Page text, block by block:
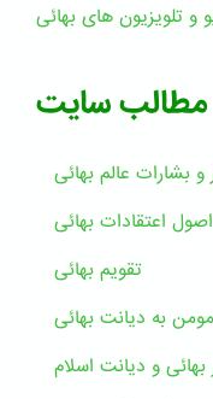
و تلویزیون های بهائی
مطالب سایت
و بشارات عالم بهائى
اصول اعتقادات بهائی
تقویم بهائی
به دیانت بهائی
بهائی و دیانت اسلام